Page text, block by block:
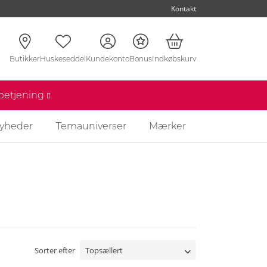
Kontakt
ButikkerHuskeseddelKundekontoBonusIndkøbskurv
Temauniverser Mærker
Sorter efter